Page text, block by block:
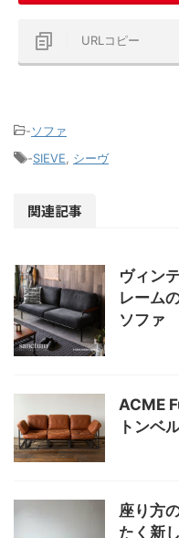
URLコピー
-ソファ
-SIEVE シーヴ
関連記事
ヴィン
レーム
ソファ
ACME
トンベ
座り方
たく新